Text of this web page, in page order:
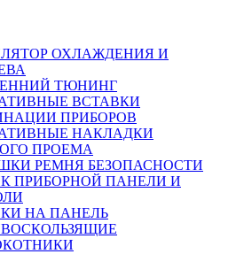
ОХЛАЖДЕНИЯ И
ТЮНИНГ
ВСТАВКИ
ПРИБОРОВ
НАКЛАДКИ
ПРОЕМА
РЕМНЯ БЕЗОПАСНОСТИ
ПРИБОРНОЙ ПАНЕЛИ И
НА ПАНЕЛЬ